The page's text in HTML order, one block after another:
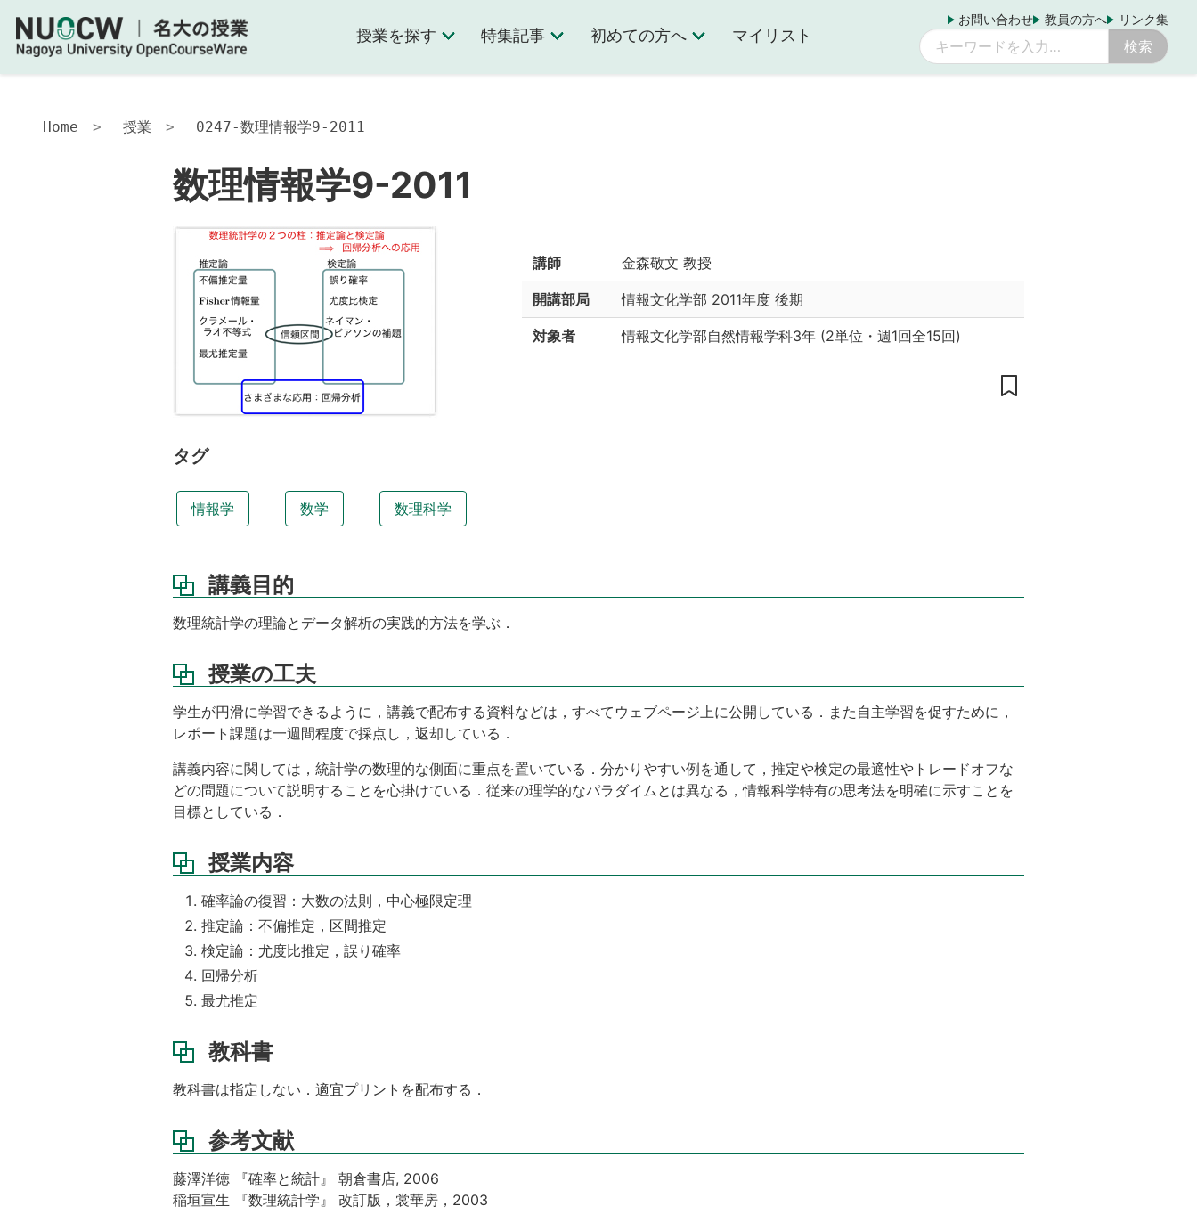
授業を探す 特集記事 初めての方へ マイリスト
お問い合わせ 教員の方へ リンク集
Home 授業 0247-数理情報学9-2011
数理情報学9-2011
講師 金森敬文 教授
開講部局 情報文化学部 2011年度 後期
対象者 情報文化学部自然情報学科3年(2単位 ・ 週1回全15回)
タグ
情報学 数学 数理科学
講義目的
数理統計学の理論とデータ解析の実践的方法を学ぶ．
授業の工夫
学生が円滑に学習できるように，講義で配布する資料などは，すべてウェブページ上に公開している．また自主学習を促すために，
レポート課題は一週間程度で採点し，返却している．
講義内容に関しては，統計学の数理的な側面に重点を置いている．分かりやすい例を通して，推定や検定の最適性やトレードオフな
どの問題について説明することを心掛けている．従来の理学的なパラダイムとは異なる，情報科学特有の思考法を明確に示すことを
目標としている．
授業内容
確率論の復習：大数の法則，中心極限定理
推定論：不偏推定，区間推定
検定論：尤度比推定，誤り確率
回帰分析
最尤推定
教科書
教科書は指定しない．適宜プリントを配布する．
参考文献
藤澤洋徳 『確率と統計』 朝倉書店, 2006
稲垣宣生 『数理統計学』 改訂版，裳華房，2003